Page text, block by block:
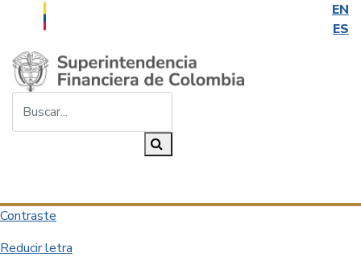
EN
ES
Saltar al contenido principal
Contraste
Reducir letra